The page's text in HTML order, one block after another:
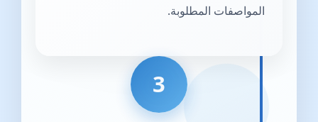
المواصفات المطلوبة.
3